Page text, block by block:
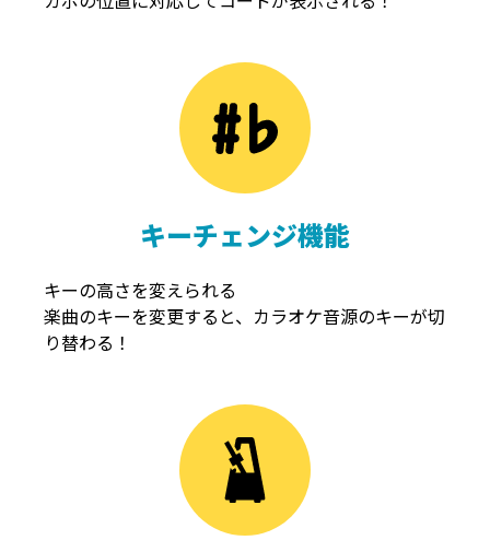
キーチェンジ機能
キーの高さを変えられる
楽曲のキーを変更すると、カラオケ音源のキーが切
り替わる！